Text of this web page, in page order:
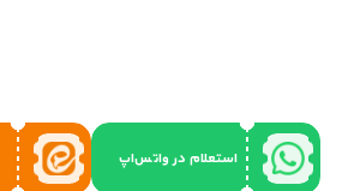
استعلام در واتس‌اپ